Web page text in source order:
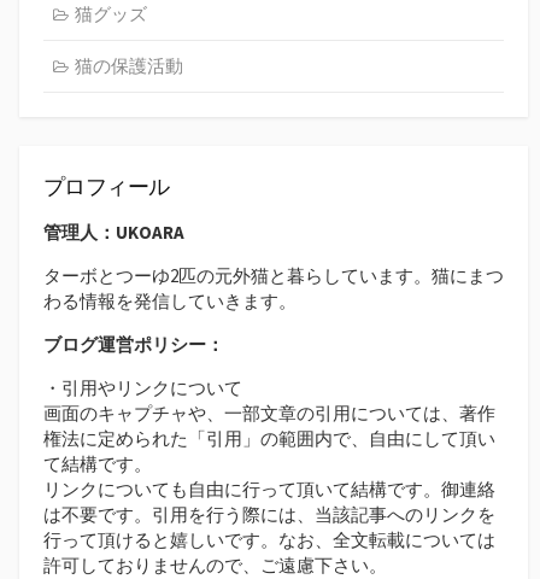
猫グッズ
猫の保護活動
プロフィール
管理人：UKOARA
ターボとつーゆ2匹の元外猫と暮らしています。猫にまつ
わる情報を発信していきます。
ブログ運営ポリシー：
・引用やリンクについて
画面のキャプチャや、一部文章の引用については、著作
権法に定められた「引用」の範囲内で、自由にして頂い
て結構です。
リンクについても自由に行って頂いて結構です。御連絡
は不要です。引用を行う際には、当該記事へのリンクを
行って頂けると嬉しいです。なお、全文転載については
許可しておりませんので、ご遠慮下さい。